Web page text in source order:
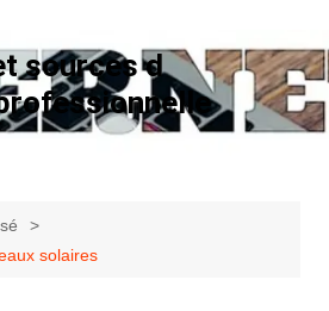
sources d
solaires